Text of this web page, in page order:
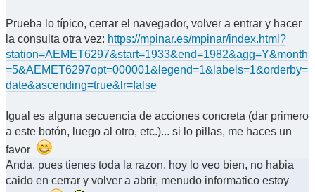
Prueba lo típico, cerrar el navegador, volver a entrar y hacer
la consulta otra vez: https://mpinar.es/mpinar/index.html?
station=AEMET6297&start=1933&end=1982&agg=Y&month
=5&AEMET6297opt=000001&legend=1&labels=1&orderby=
date&ascending=true&lr=false
Igual es alguna secuencia de acciones concreta (dar primero
a este botón, luego al otro, etc.)... si lo pillas, me haces un
favor
Anda, pues tienes toda la razon, hoy lo veo bien, no habia
caido en cerrar y volver a abrir, menudo informatico estoy